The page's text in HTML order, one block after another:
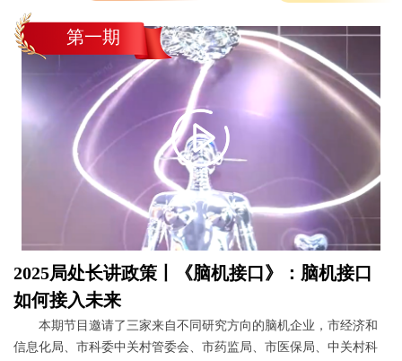
第一期
2025局处长讲政策丨《脑机接口》：脑机接口
如何接入未来
本期节目邀请了三家来自不同研究方向的脑机企业，市经济和
信息化局、市科委中关村管委会、市药监局、市医保局、中关村科